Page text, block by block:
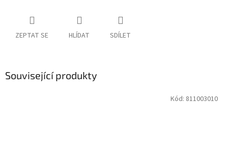
ZEPTAT SE HLÍDAT SDÍLET
Související produkty
Kód: 811003010